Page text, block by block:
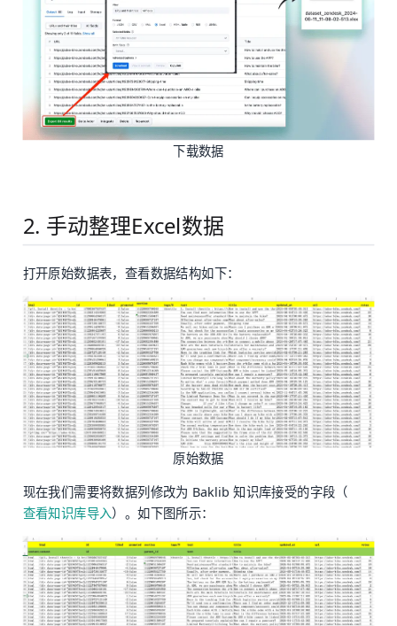
下载数据
2. 手动整理Excel数据
打开原始数据表，查看数据结构如下：
原始数据
现在我们需要将数据列修改为 Baklib 知识库接受的字段（
查看知识库导入）。如下图所示：